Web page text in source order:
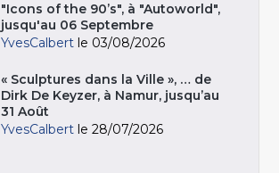
"Icons of the 90’s", à "Autoworld",
jusqu'au 06 Septembre
YvesCalbert le 03/08/2026
« Sculptures dans la Ville », … de
Dirk De Keyzer, à Namur, jusqu’au
31 Août
YvesCalbert le 28/07/2026